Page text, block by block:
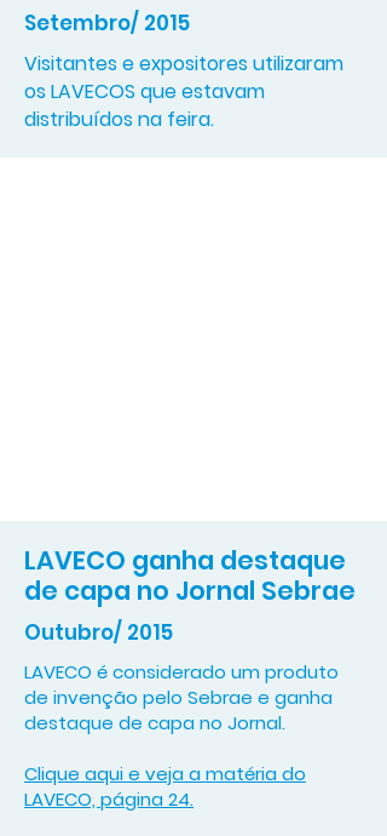
Setembro/ 2015
Visitantes e expositores utilizaram
os LAVECOS que estavam
distribuídos na feira.
LAVECO ganha destaque
de capa no Jornal Sebrae
Outubro/ 2015
LAVECO é considerado um produto
de invenção pelo Sebrae e ganha
destaque de capa no Jornal.
Clique aqui e veja a matéria do
LAVECO, página 24.